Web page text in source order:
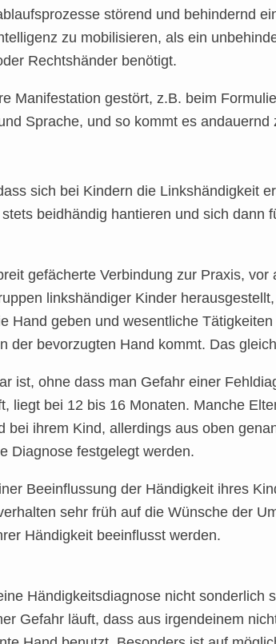
störend und behindernd
zu mobilisieren, als ein
Rechtshänder benötigt.
Manifestation gestört, z.B. beim
Sprache, und so kommt es
sich bei Kindern die Linkshändigkeit
beidhändig hantieren und sich dann
gefächerte Verbindung zur Praxis, vor
linkshändiger Kinder
Hand geben und wesentliche
der bevorzugten Hand kommt. Das
ist, ohne dass man Gefahr einer
liegt bei 12 bis 16 Monaten. Manche
ihrem Kind, allerdings aus oben
Diagnose festgelegt werden.
Beeinflussung der Händigkeit ihres
sehr früh auf die Wünsche der
Händigkeit beeinflusst werden.
Händigkeitsdiagnose nicht sonderlich
Gefahr läuft, dass aus irgendeinem